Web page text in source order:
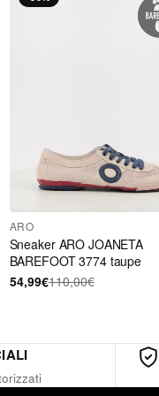
ARO
Sneaker ARO JOANETA
BAREFOOT 3774 taupe
54,99€110,00€